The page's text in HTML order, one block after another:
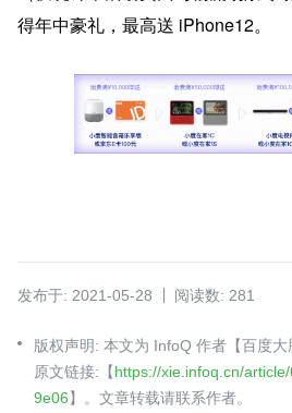
得年中豪礼，最高送 iPhone12。
发布于: 2021-05-28 阅读数: 281
版权声明: 本文为 InfoQ 作者【百度大
原文链接:【https://xie.infoq.cn/
9e06】。文章转载请联系作者。